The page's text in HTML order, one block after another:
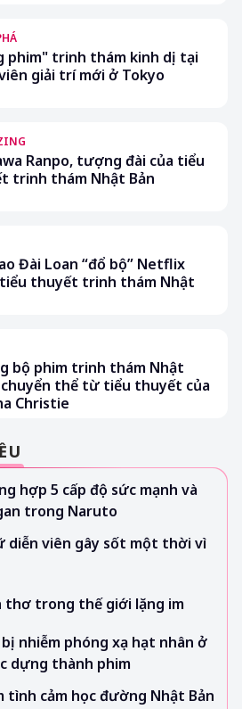
phim" trinh thám kinh dị tại
giải trí mới ở Tokyo
Ranpo, tượng đài của tiểu
trinh thám Nhật Bản
Đài Loan “đổ bộ” Netflix
thuyết trinh thám Nhật
bộ phim trinh thám Nhật
thể từ tiểu thuyết của
Christie
hợp 5 cấp độ sức mạnh và
trong Naruto
diễn viên gây sốt một thời vì
thơ trong thế giới lặng im
nhiễm phóng xạ hạt nhân ở
dựng thành phim
tình cảm học đường Nhật Bản